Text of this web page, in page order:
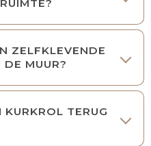
ZELFKLEVENDE
MUUR?
TERUG